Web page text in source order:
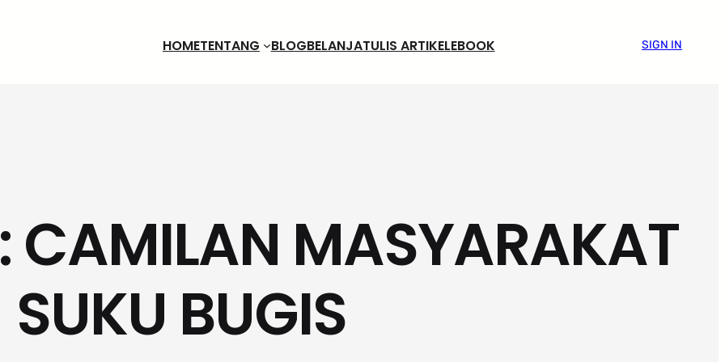
HOMETENTANG BLOGBELANJATULIS ARTIKELEBOOK SIGN IN
CAMILAN MASYARAKAT
SUKU BUGIS